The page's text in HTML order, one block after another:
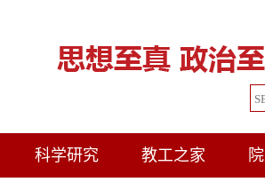
科学研究 教工之家